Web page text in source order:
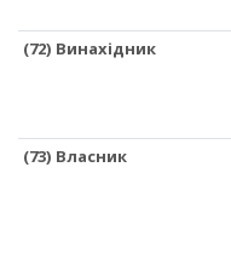
(72) Винахідник
(73) Власник